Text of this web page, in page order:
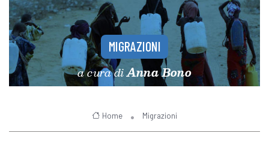
MIGRAZIONI
a cura diAnna Bono
Home Migrazioni